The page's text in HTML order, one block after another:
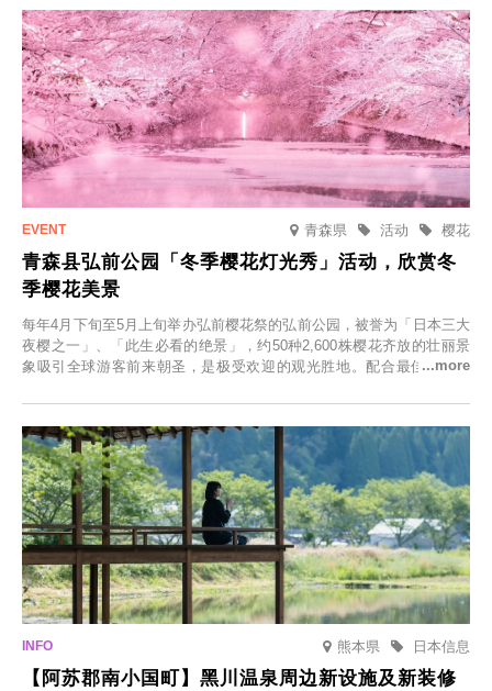
青森県 樱花
活动
青森县弘前公园「冬季樱花灯光秀」活动，欣赏冬
季樱花美景
每年4月下旬至5月上旬举办弘前樱花祭的弘前公园，被誉为「日本三大
夜樱之一」、「此生必看的绝景」，约50种2,600株樱花齐放的壮丽景
象吸引全球游客前来朝圣，是极受欢迎的观光胜地。配合最佳观雪时
「冬季樱花灯光秀」。
熊本県 日本信息
【阿苏郡南小国町】黑川温泉周边新设施及新装修